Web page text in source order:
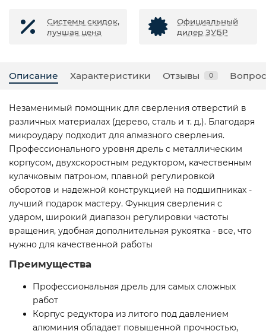
Системы скидок,
лучшая цена
Официальный
дилер ЗУБР
Описание Характеристики Отзывы 0
Незаменимый помощник для сверления отверстий в
различных материалах (дерево, сталь и т. д.). Благодаря
микроудару подходит для алмазного сверления.
Профессионального уровня дрель с металлическим
корпусом, двухскоростным редуктором, качественным
кулачковым патроном, плавной регулировкой
оборотов и надежной конструкцией на подшипниках -
лучший подарок мастеру. Функция сверления с
ударом, широкий диапазон регулировки частоты
вращения, удобная дополнительная рукоятка - все, что
нужно для качественной работы
Преимущества
Профессиональная дрель для самых сложных
работ
Корпус редуктора из литого под давлением
алюминия обладает повышенной прочностью,